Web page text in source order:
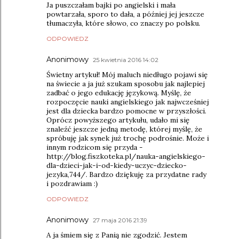
Ja puszczałam bajki po angielski i mała
powtarzała, sporo to dała, a później jej jeszcze
tłumaczyła, które słowo, co znaczy po polsku.
ODPOWIEDZ
Anonimowy 25 kwietnia 2016 14:02
Świetny artykuł! Mój maluch niedługo pojawi się
na świecie a ja już szukam sposobu jak najlepiej
zadbać o jego edukację językową. Myślę, że
rozpoczęcie nauki angielskiego jak najwcześniej
jest dla dziecka bardzo pomocne w przyszłości.
Oprócz powyższego artykułu, udało mi się
znaleźć jeszcze jedną metodę, której myślę, że
spróbuję jak synek już trochę podrośnie. Może i
innym rodzicom się przyda -
http://blog.fiszkoteka.pl/nauka-angielskiego-
dla-dzieci-jak-i-od-kiedy-uczyc-dziecko-
jezyka,744/. Bardzo dziękuję za przydatne rady
i pozdrawiam :)
ODPOWIEDZ
Anonimowy 27 maja 2016 21:39
A ja śmiem się z Panią nie zgodzić. Jestem